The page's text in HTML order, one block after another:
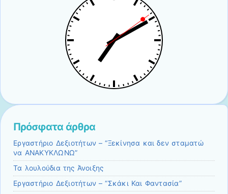
Πρόσφατα άρθρα
Εργαστήριο Δεξιοτήτων – “Ξεκίνησα και δεν σταματώ
να ΑΝΑΚΥΚΛΩΝΩ”
Τα λουλούδια της Άνοιξης
Εργαστήριο Δεξιοτήτων – “Σκάκι Και Φαντασία”